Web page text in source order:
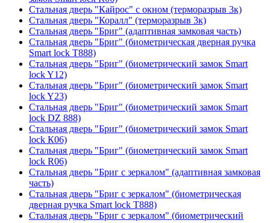
Стальная дверь "Кайрос" с окном (терморазрыв 3к)
Стальная дверь "Коралл" (терморазрыв 3к)
Стальная дверь "Бриг" (адаптивная замковая часть)
Стальная дверь "Бриг" (биометрическая дверная ручка
Smart lock T888)
Стальная дверь "Бриг" (биометрический замок Smart
lock Y12)
Стальная дверь "Бриг" (биометрический замок Smart
lock Y23)
Стальная дверь "Бриг" (биометрический замок Smart
lock DZ 888)
Стальная дверь "Бриг" (биометрический замок Smart
lock К06)
Стальная дверь "Бриг" (биометрический замок Smart
lock R06)
Стальная дверь "Бриг с зеркалом" (адаптивная замковая
часть)
Стальная дверь "Бриг с зеркалом" (биометрическая
дверная ручка Smart lock T888)
Стальная дверь "Бриг с зеркалом" (биометрический